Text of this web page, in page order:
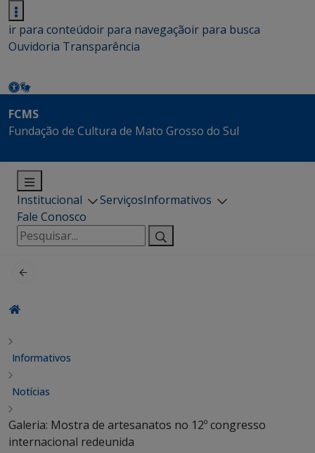
ir para conteúdoir para navegaçãoir para busca
Ouvidoria Transparência
FCMS
Fundação de Cultura de Mato Grosso do Sul
Institucional ServiçosInformativos
Fale Conosco
Pesquisar
por:
Informativos
Notícias
Galeria: Mostra de artesanatos no 12º congresso
internacional redeunida